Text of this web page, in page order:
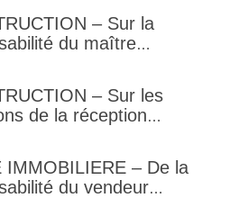
– Sur la
du maître
une obligation de
étendu
– Sur les
de la réception
IMMOBILIERE – De la
du vendeur